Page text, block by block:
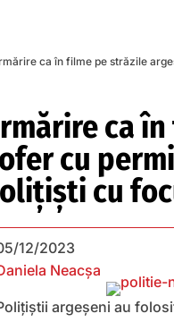
ca în filme pe străzile
ca
cu
cu
12/2023
Neacșa
argeșeni au